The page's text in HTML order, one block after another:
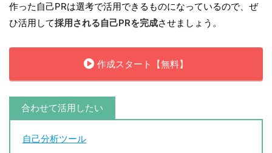
作った自己PRは選考で活用できるものになっているので、ぜ
ひ活用して採用される自己PRを完成させましょう。
作成スタート【無料】
合わせて活用したい
自己分析ツール